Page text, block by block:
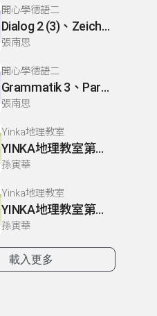
開心學德語二
Dialog 2 (3)、Zeichnen: einen Mann、Lesetext 1(1)
張南思
開心學德語二
Grammatik 3、Partnerubungen Nr. 1, 3、Dialog 2(1)
張南思
Yinka地理教室
YINKA地理教室第一冊 P22-26
孫寅華
Yinka地理教室
YINKA地理教室第一冊 P4-5
孫寅華
載入更多